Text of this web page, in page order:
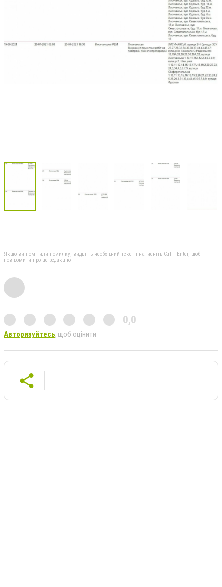
Якщо ви помітили помилку, виділіть необхідний текст і натисніть Ctrl + Enter, щоб
повідомити про це редакцію
0,0
Авторизуйтесь, щоб оцінити